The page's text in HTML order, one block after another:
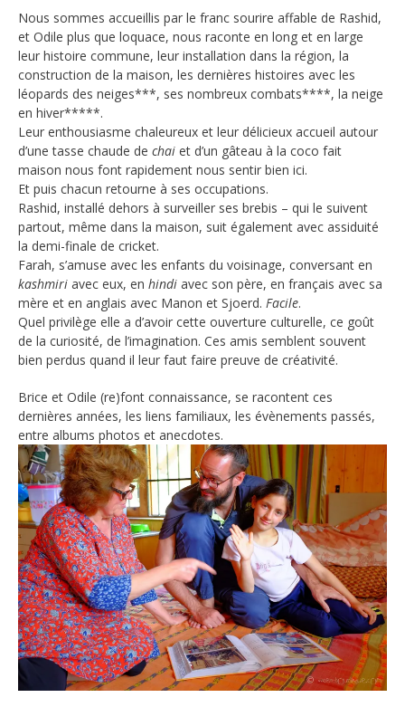
Nous sommes accueillis par le franc sourire affable de Rashid,
et Odile plus que loquace, nous raconte en long et en large
leur histoire commune, leur installation dans la région, la
construction de la maison, les dernières histoires avec les
léopards des neiges***, ses nombreux combats****, la neige
en hiver*****.
Leur enthousiasme chaleureux et leur délicieux accueil autour
d’une tasse chaude de chai et d’un gâteau à la coco fait
maison nous font rapidement nous sentir bien ici.
Et puis chacun retourne à ses occupations.
Rashid, installé dehors à surveiller ses brebis – qui le suivent
partout, même dans la maison, suit également avec assiduité
la demi-finale de cricket.
Farah, s’amuse avec les enfants du voisinage, conversant en
kashmiri avec eux, en hindi avec son père, en français avec sa
mère et en anglais avec Manon et Sjoerd. Facile.
Quel privilège elle a d’avoir cette ouverture culturelle, ce goût
de la curiosité, de l’imagination. Ces amis semblent souvent
bien perdus quand il leur faut faire preuve de créativité.
Brice et Odile (re)font connaissance, se racontent ces
dernières années, les liens familiaux, les évènements passés,
entre albums photos et anecdotes.